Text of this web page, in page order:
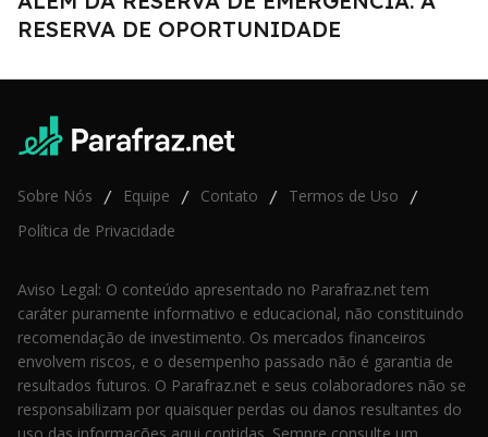
RESERVA DE OPORTUNIDADE
Sobre Nós / Equipe / Contato / Termos de Uso /
Política de Privacidade
Aviso Legal: O conteúdo apresentado no Parafraz.net tem
caráter puramente informativo e educacional, não constituindo
recomendação de investimento. Os mercados financeiros
envolvem riscos, e o desempenho passado não é garantia de
resultados futuros. O Parafraz.net e seus colaboradores não se
responsabilizam por quaisquer perdas ou danos resultantes do